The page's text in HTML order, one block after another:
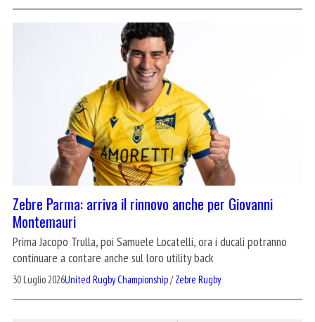
Zebre Parma: arriva il rinnovo anche per Giovanni
Montemauri
Prima Jacopo Trulla, poi Samuele Locatelli, ora i ducali potranno
continuare a contare anche sul loro utility back
30 Luglio 2026United Rugby Championship/Zebre Rugby